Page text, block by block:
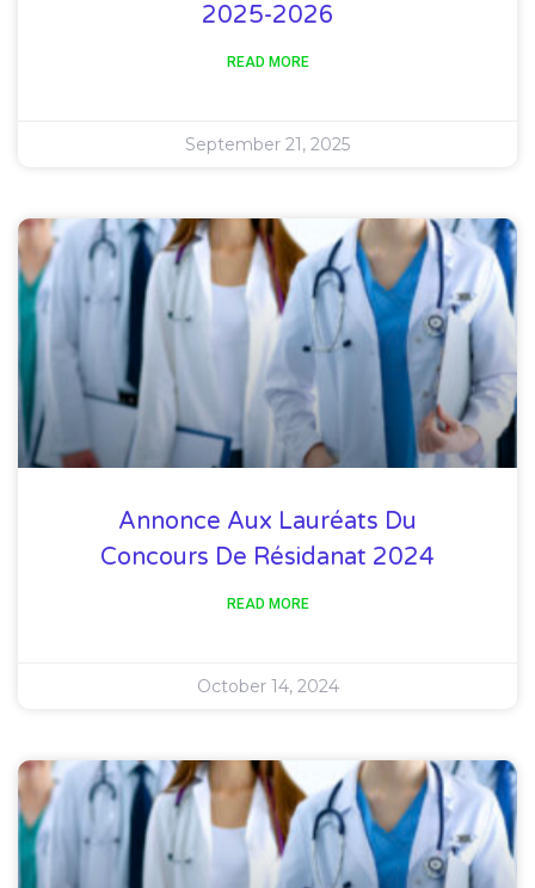
2025-2026
READ MORE
September 21, 2025
Annonce Aux Lauréats Du
Concours De Résidanat 2024
READ MORE
October 14, 2024